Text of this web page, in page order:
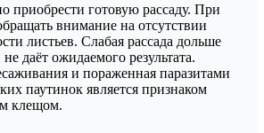
готовую рассаду. При
внимание на отсутствии
листьев. Слабая рассада дольше
даёт ожидаемого результата.
и пораженная паразитами
паутинок является признаком
клещом.